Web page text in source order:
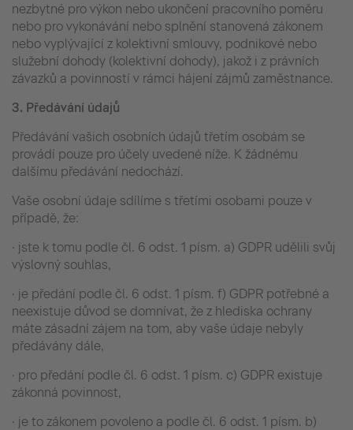
nezbytné pro výkon nebo ukončení pracovního poměru
nebo pro vykonávání nebo splnění stanovená zákonem
nebo vyplývající z kolektivní smlouvy, podnikové nebo
služební dohody (kolektivní dohody), jakož i z právních
závazků a povinností v rámci hájení zájmů zaměstnance.
3. Předávání údajů
Předávání vašich osobních údajů třetím osobám se
provádí pouze pro účely uvedené níže. K žádnému
dalšímu předávání nedochází.
Vaše osobní údaje sdílíme s třetími osobami pouze v
případě, že:
· jste k tomu podle čl. 6 odst. 1 písm. a) GDPR udělili svůj
výslovný souhlas,
· je předání podle čl. 6 odst. 1 písm. f) GDPR potřebné a
neexistuje důvod se domnívat, že z hlediska ochrany
máte zásadní zájem na tom, aby vaše údaje nebyly
předávány dále,
· pro předání podle čl. 6 odst. 1 písm. c) GDPR existuje
zákonná povinnost,
· je to zákonem povoleno a podle čl. 6 odst. 1 písm. b)